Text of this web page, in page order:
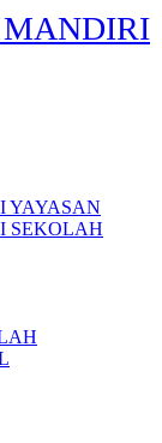
YAYASAN
SEKOLAH